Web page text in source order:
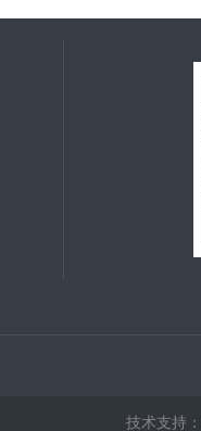
技术支持：